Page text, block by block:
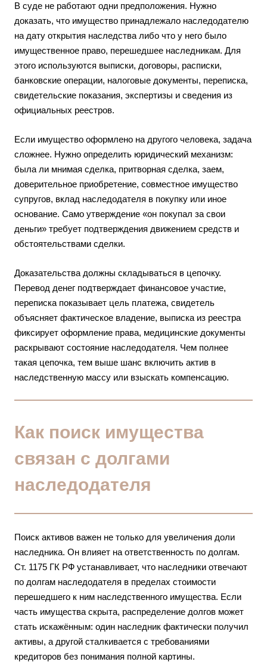
В суде не работают одни предположения. Нужно
доказать, что имущество принадлежало наследодателю
на дату открытия наследства либо что у него было
имущественное право, перешедшее наследникам. Для
этого используются выписки, договоры, расписки,
банковские операции, налоговые документы, переписка,
свидетельские показания, экспертизы и сведения из
официальных реестров.
Если имущество оформлено на другого человека, задача
сложнее. Нужно определить юридический механизм:
была ли мнимая сделка, притворная сделка, заем,
доверительное приобретение, совместное имущество
супругов, вклад наследодателя в покупку или иное
основание. Само утверждение «он покупал за свои
деньги» требует подтверждения движением средств и
обстоятельствами сделки.
Доказательства должны складываться в цепочку.
Перевод денег подтверждает финансовое участие,
переписка показывает цель платежа, свидетель
объясняет фактическое владение, выписка из реестра
фиксирует оформление права, медицинские документы
раскрывают состояние наследодателя. Чем полнее
такая цепочка, тем выше шанс включить актив в
наследственную массу или взыскать компенсацию.
Как поиск имущества
связан с долгами
наследодателя
Поиск активов важен не только для увеличения доли
наследника. Он влияет на ответственность по долгам.
Ст. 1175 ГК РФ устанавливает, что наследники отвечают
по долгам наследодателя в пределах стоимости
перешедшего к ним наследственного имущества. Если
часть имущества скрыта, распределение долгов может
стать искажённым: один наследник фактически получил
активы, а другой сталкивается с требованиями
кредиторов без понимания полной картины.